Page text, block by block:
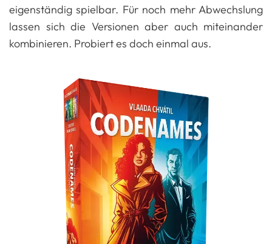
eigenständig spielbar. Für noch mehr Abwechslung
lassen sich die Versionen aber auch miteinander
kombinieren. Probiert es doch einmal aus.